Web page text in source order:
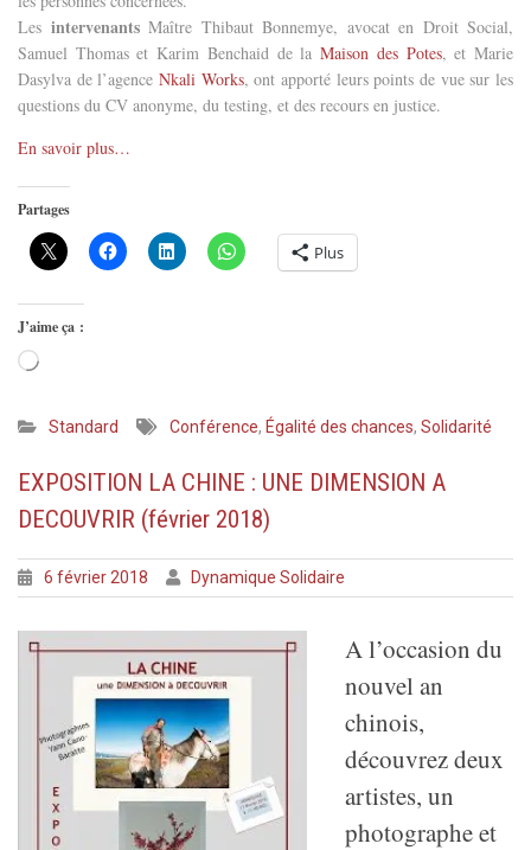
Les intervenantsMaître Thibaut Bonnemye, avocat en Droit Social,
Samuel Thomas et Karim Benchaid de laMaison des Potes, et Marie
Dasylva de l’agence Nkali Works, ont apporté leurs points de vue sur les
questions du CV anonyme, du testing, et des recours en justice.
En savoir plus…
Partages
Plus
J’aime ça :
Chargement…
Standard Conférence, Égalité des chances, Solidarité
EXPOSITION LA CHINE : UNE DIMENSION A
DECOUVRIR (février 2018)
6 février 2018 Dynamique Solidaire
A l’occasion du
nouvel an
chinois,
découvrez deux
artistes, un
photographe et